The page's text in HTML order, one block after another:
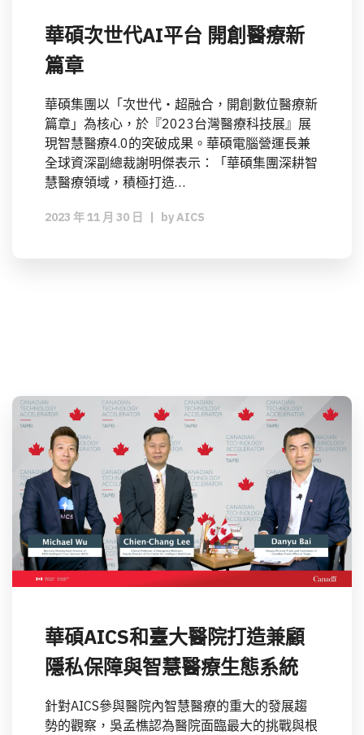
華碩次世代AI平台 開創醫療新
篇章
華碩集團以「次世代‧超融合，開創數位醫療新
篇章」為核心，於『2023台灣醫療科技展』展
現智慧醫療4.0的突破成果。華碩電腦營運長兼
全球資深副總裁謝明傑表示：「華碩集團深耕智
慧醫療領域，積極打造…
2023 年 11 月 30 日 | byAICS
華碩AICS和臺大醫院打造兼顧
隱私保障與智慧醫療生態系統
針對AICS參與醫院內智慧醫療的重大的發展趨
勢的觀察，吳孟樵認為醫院面臨最大的挑戰與根